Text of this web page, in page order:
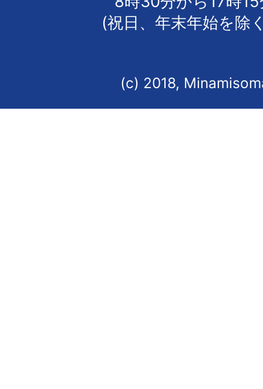
(祝日、年末年始を除
(c) 2018,